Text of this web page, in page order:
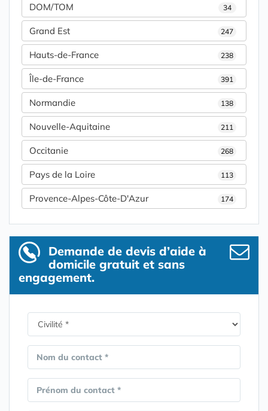
DOM/TOM 34
Grand Est 247
Hauts-de-France 238
Île-de-France 391
Normandie 138
Nouvelle-Aquitaine 211
Occitanie 268
Pays de la Loire 113
Provence-Alpes-Côte-D'Azur 174
Demande de devis d’aide à
domicile gratuit et sans
engagement.
Nom du contact *
Prénom du contact *